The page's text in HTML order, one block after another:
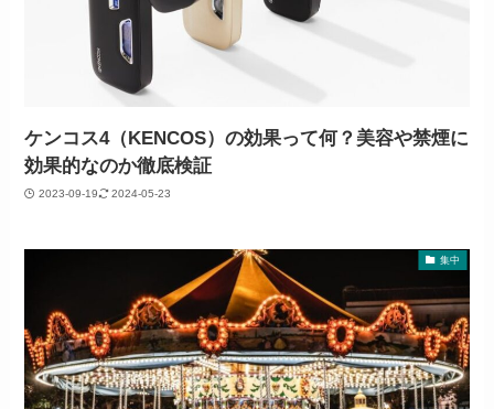
ケンコス4（KENCOS）の効果って何？美容や禁煙に
効果的なのか徹底検証
2023-09-19 2024-05-23
集中